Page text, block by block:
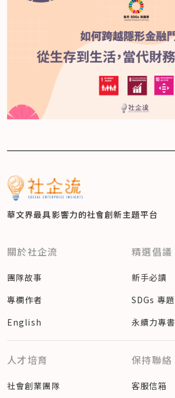
華文界最具影響力的社會創新主題平台
關於社企流
團隊故事
專欄作者
English
精選倡議
新手必讀
SDGs 專題
永續力專書
人才培育
社會創業團隊
保持聯絡
客服信箱